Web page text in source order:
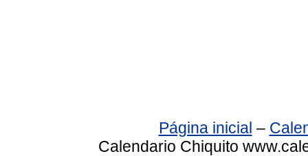
Página inicial –
Calendario Chiquito